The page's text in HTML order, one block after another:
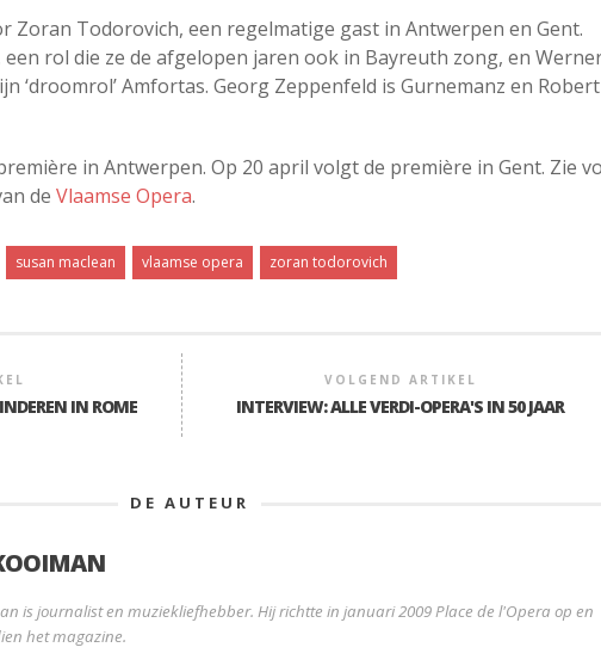
Todorovich, een regelmatige gast in Antwerpen en Gent.
rol die ze de afgelopen jaren ook in Bayreuth zong, en
‘droomrol’ Amfortas. Georg Zeppenfeld is Gurnemanz en Robert
in Antwerpen. Op 20 april volgt de première in Gent. Zie
de Vlaamse Opera.
susan maclean vlaamse opera zoran todorovich
IN ROME
VOLGEND ARTIKEL
INTERVIEW: ALLE VERDI-OPERA'S IN 50 JAAR
DE AUTEUR
is journalist en muziekliefhebber. Hij richtte in januari 2009 Place de l'Opera op en
het magazine.